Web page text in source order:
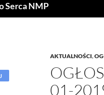
Serca NMP
AKTUALNOŚCI,
01-